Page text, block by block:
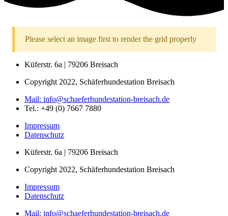
Please select an image first to render the grid properly
Küferstr. 6a | 79206 Breisach
Copyright 2022, Schäferhundestation Breisach
Mail: info@schaeferhundestation-breisach.de
Tel.: +49 (0) 7667 7880
Impressum
Datenschutz
Küferstr. 6a | 79206 Breisach
Copyright 2022, Schäferhundestation Breisach
Impressum
Datenschutz
Mail: info@schaeferhundestation-breisach.de